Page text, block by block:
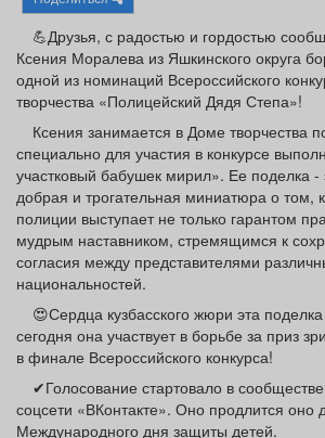
Афиша
Товары Поздравления
ТВ программа Я - пенсионер
💪Друзья, с радостью и гордостью
Ксения Моралева из Яшкинского округа
одной из номинаций Всероссийского
творчества «Полицейский Дядя Степа»!
Ксения занимается в Доме творчества
специально для участия в конкурсе
участковый бабушек мирил». Ее поделка -
добрая и трогательная миниатюра о том,
полиции выступает не только гарантом
мудрым наставником, стремящимся к
согласия между представителями
национальностей.
😍Сердца кузбасского жюри эта
сегодня она участвует в борьбе за приз
в финале Всероссийского конкурса!
✔Голосование стартовало в
соцсети «ВКонтакте». Оно продлится
Международного дня защиты детей.